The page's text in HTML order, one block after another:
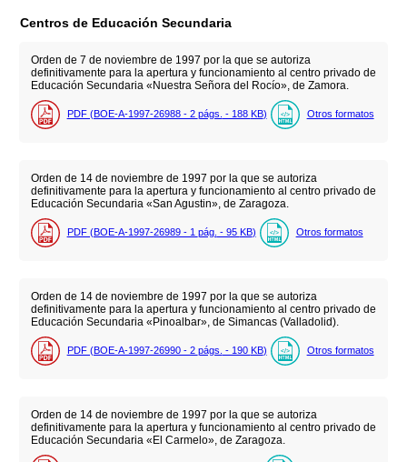
Centros de Educación Secundaria
Orden de 7 de noviembre de 1997 por la que se autoriza
definitivamente para la apertura y funcionamiento al centro privado de
Educación Secundaria «Nuestra Señora del Rocío», de Zamora.
PDF (BOE-A-1997-26988 - 2 págs. - 188 KB) Otros formatos
Orden de 14 de noviembre de 1997 por la que se autoriza
definitivamente para la apertura y funcionamiento al centro privado de
Educación Secundaria «San Agustin», de Zaragoza.
PDF (BOE-A-1997-26989 - 1 pág. - 95 KB) Otros formatos
Orden de 14 de noviembre de 1997 por la que se autoriza
definitivamente para la apertura y funcionamiento al centro privado de
Educación Secundaria «Pinoalbar», de Simancas (Valladolid).
PDF (BOE-A-1997-26990 - 2 págs. - 190 KB) Otros formatos
Orden de 14 de noviembre de 1997 por la que se autoriza
definitivamente para la apertura y funcionamiento al centro privado de
Educación Secundaria «El Carmelo», de Zaragoza.